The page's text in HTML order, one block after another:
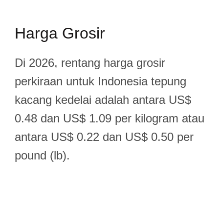
Harga Grosir
Di 2026, rentang harga grosir
perkiraan untuk Indonesia tepung
kacang kedelai adalah antara US$
0.48 dan US$ 1.09 per kilogram atau
antara US$ 0.22 dan US$ 0.50 per
pound (lb).